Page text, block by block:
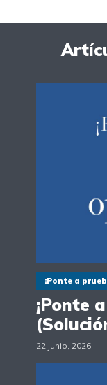
¡Ponte a
¡Ponte
22 junio, 2026